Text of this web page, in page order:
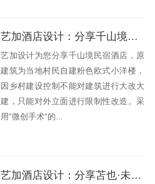
艺加酒店设计：分享千山境酒店设计的观点
艺加设计为您分享千山境民宿酒店，原
建筑为当地村民自建粉色欧式小洋楼，
因乡村建设控制不能对建筑进行大改大
建，只能对外立面进行限制性改造。采
用“微创手术“的...
艺加酒店设计：分享苫也·未名海酒店设计的观点